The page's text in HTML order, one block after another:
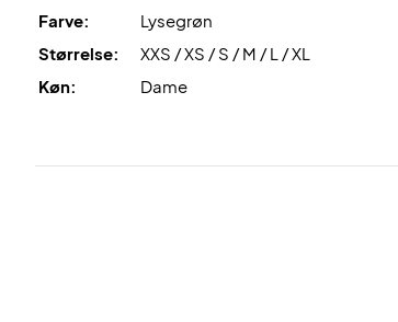
Farve:
Lysegrøn
Størrelse:
XXS / XS / S / M / L / XL
Køn:
Dame